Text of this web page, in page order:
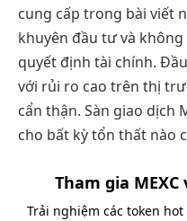
cung cấp trong bài viết
khuyên đầu tư và
quyết định tài chính.
với rủi ro cao trên thị
cẩn thận. Sàn giao dịch
cho bất kỳ tổn thất nào
Tham gia MEXC
Trải nghiệm các token